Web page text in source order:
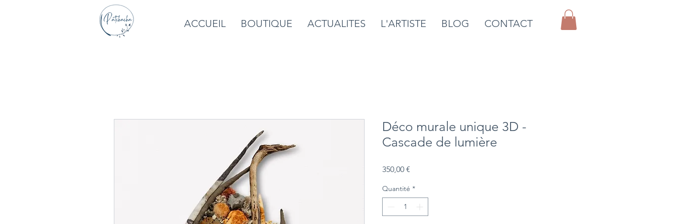
ACCUEIL BOUTIQUE ACTUALITES L'ARTISTE BLOG CONTACT
Déco murale unique 3D -
Cascade de lumière
350,00 €
Quantité *